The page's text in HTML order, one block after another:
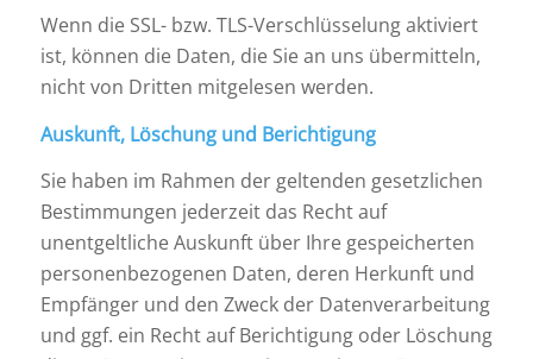
Wenn die SSL- bzw. TLS-Verschlüsselung aktiviert
ist, können die Daten, die Sie an uns übermitteln,
nicht von Dritten mitgelesen werden.
Auskunft, Löschung und Berichtigung
Sie haben im Rahmen der geltenden gesetzlichen
Bestimmungen jederzeit das Recht auf
unentgeltliche Auskunft über Ihre gespeicherten
personenbezogenen Daten, deren Herkunft und
Empfänger und den Zweck der Datenverarbeitung
und ggf. ein Recht auf Berichtigung oder Löschung